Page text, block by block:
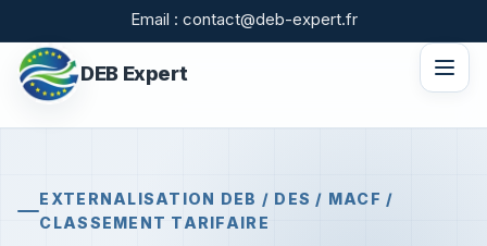
Email : contact@deb-expert.fr
DEB Expert
EXTERNALISATION DEB / DES / MACF /
CLASSEMENT TARIFAIRE